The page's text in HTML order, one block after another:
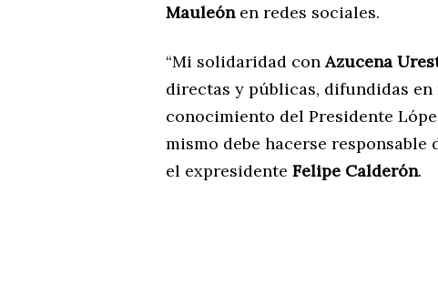
Mauleónen redes sociales.
“Mi solidaridad con Azucena
directas y públicas, difundidas en
conocimiento del Presidente
mismo debe hacerse responsable
el expresidente Felipe Calderón.